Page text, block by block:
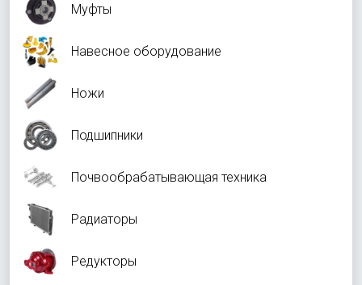
Муфты
Навесное оборудование
Ножи
Подшипники
Почвообрабатывающая техника
Радиаторы
Редукторы